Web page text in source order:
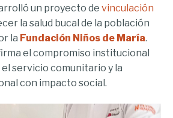
un proyecto de vinculación
la salud bucal de la población
la Fundación Niños de María.
el compromiso institucional
servicio comunitario y la
con impacto social.